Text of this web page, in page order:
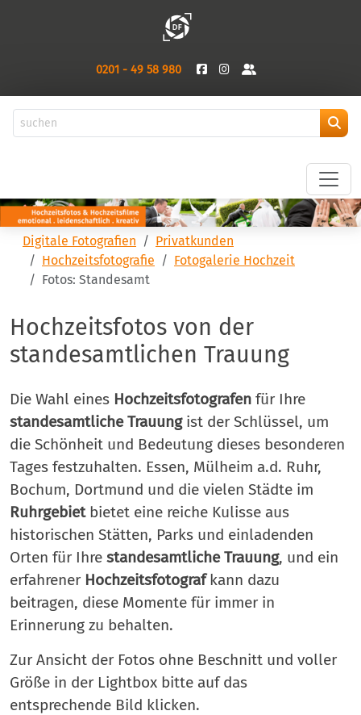
0201 - 49 58 980
Digitale Fotografien
Privatkunden
Hochzeitsfotografie
Fotogalerie Hochzeit
Fotos: Standesamt
Hochzeitsfotos von der
standesamtlichen Trauung
Die Wahl eines Hochzeitsfotografen für Ihre
standesamtliche Trauung ist der Schlüssel, um
die Schönheit und Bedeutung dieses besonderen
Tages festzuhalten. Essen, Mülheim a.d. Ruhr,
Bochum, Dortmund und die vielen Städte im
Ruhrgebietbietet eine reiche Kulisse aus
historischen Stätten, Parks und einladenden
Orten für Ihre standesamtliche Trauung, und ein
erfahrener Hochzeitsfotografkann dazu
beitragen, diese Momente für immer in
Erinnerung zu behalten.
Zur Ansicht der Fotos ohne Beschnitt und voller
Größe in der Lightbox bitte auf das
entsprechende Bild klicken.